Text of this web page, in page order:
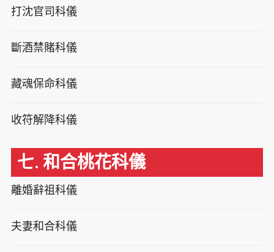
打沈官司科儀
斷酒禁賭科儀
藏魂保命科儀
收符解降科儀
七. 和合桃花科儀
離婚辭祖科儀
夫妻和合科儀